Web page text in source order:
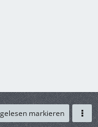
markieren